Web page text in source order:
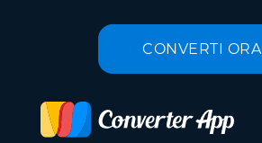
CONVERTI ORA